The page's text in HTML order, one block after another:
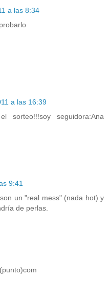
a las 8:34
a las 16:39
sorteo!!!soy seguidora:Ana
9:41
un "real mess" (nada hot) y
de perlas.